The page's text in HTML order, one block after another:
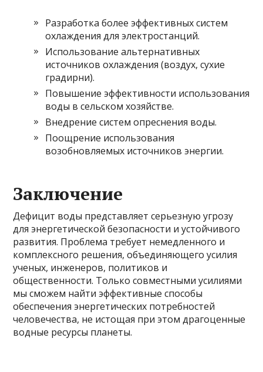
Разработка более эффективных систем
охлаждения для электростанций.
Использование альтернативных
источников охлаждения (воздух, сухие
градирни).
Повышение эффективности использования
воды в сельском хозяйстве.
Внедрение систем опреснения воды.
Поощрение использования
возобновляемых источников энергии.
Заключение
Дефицит воды представляет серьезную угрозу
для энергетической безопасности и устойчивого
развития. Проблема требует немедленного и
комплексного решения, объединяющего усилия
ученых, инженеров, политиков и
общественности. Только совместными усилиями
мы сможем найти эффективные способы
обеспечения энергетических потребностей
человечества, не истощая при этом драгоценные
водные ресурсы планеты.